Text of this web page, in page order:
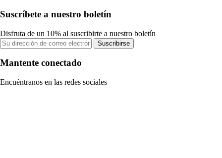
Suscríbete a nuestro boletín
Disfruta de un 10% al suscribirte a nuestro boletín
Suscribirse
Mantente conectado
Encuéntranos en las redes sociales